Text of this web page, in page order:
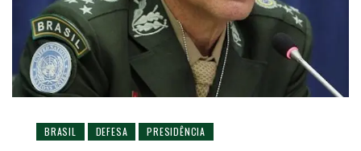
BRASIL DEFESA PRESIDÊNCIA